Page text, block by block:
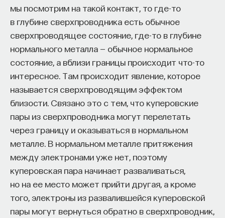
мы посмотрим на такой контакт, то где-то
в глубине сверхпроводника есть обычное
сверхпроводящее состояние, где-то в глубине
нормального металла — обычное нормальное
состояние, а вблизи границы происходит что-то
интересное. Там происходит явление, которое
называется сверхпроводящим эффектом
близости. Связано это с тем, что куперовские
пары из сверхпроводника могут перелетать
через границу и оказываться в нормальном
металле. В нормальном металле притяжения
между электронами уже нет, поэтому
куперовская пара начинает разваливаться,
но на ее место может прийти другая, а кроме
того, электроны из развалившейся куперовской
пары могут вернуться обратно в сверхпроводник,
позицию, тогда студент действительно
продвигается. Решающее значение имеет
не объем общения и не тип задания, а характер
самой коммуникации».
«Мыслить как учёный» — подкаст основателя
ПостНауки Ивара Максутова о людях, которые
меняют мир. В каждом выпуске — разговоры
с исследователями, предпринимателями,
инвесторами и изобретателями. За десятки
модели вместе с Михаилом Бурцевым, цифровые
данные в фармацевтике с Ириной Ефименко,
агротехнологии с Михаилом Тавером и много
других тем — от коучинга до фармакогенетики.
В будущих выпусках их список будет только